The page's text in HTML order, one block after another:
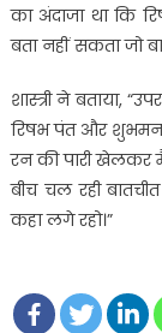
का अंदाजा था कि
बता नहीं सकता जो
शास्त्री ने बताया,
रिषभ पंत और शुभमन
रन की पारी खेलकर
बीच चल रही
कहा लगे रहो।”